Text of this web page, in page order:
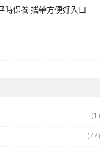
時保養 攜帶方便好入口
(1)
(77)